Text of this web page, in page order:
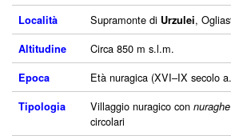
Località
Supramonte di Urzulei,
Altitudine Circa 850 m s.l.m.
Epoca Età nuragica (XVI–IX secolo
Tipologia Villaggio nuragico con
circolari